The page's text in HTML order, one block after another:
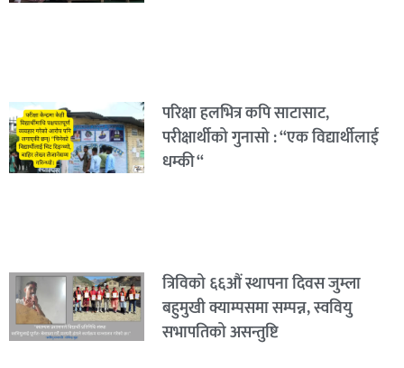
परिक्षा हलभित्र कपि साटासाट,
परीक्षार्थीको गुनासो : “एक विद्यार्थीलाई
धम्की “
त्रिविको ६६औं स्थापना दिवस जुम्ला
बहुमुखी क्याम्पसमा सम्पन्न, स्ववियु
सभापतिको असन्तुष्टि